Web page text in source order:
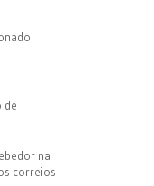
de
na
correios